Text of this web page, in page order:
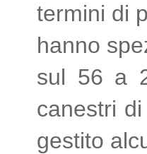
termini di
hanno
sul 56 a
canestri
gestito